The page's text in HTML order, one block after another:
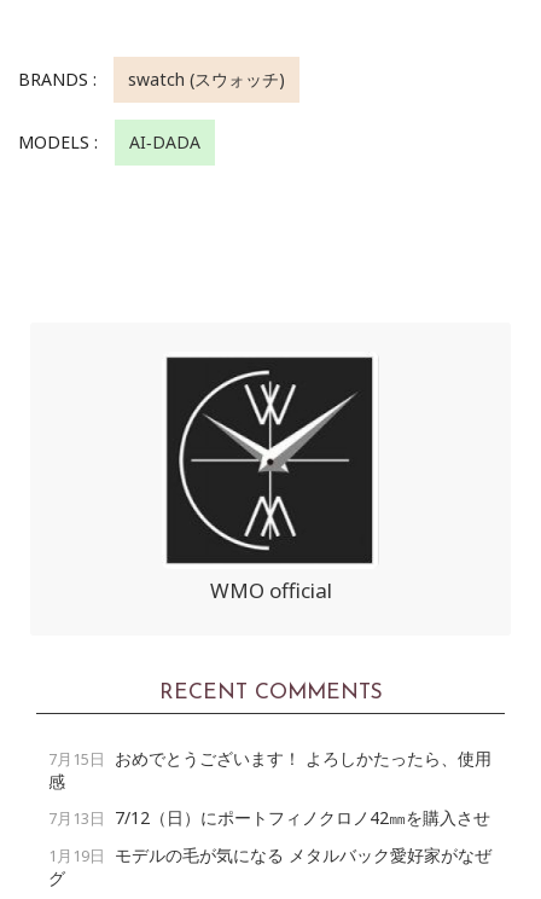
BRANDS : swatch (スウォッチ)
MODELS : AI‑DADA
WMO official
RECENT COMMENTS
7月15日
おめでとうございます！ よろしかたったら、使用
感
7月13日 7/12（日）にポートフィノクロノ42㎜を購入させ
1月19日
モデルの毛が気になる メタルバック愛好家がなぜ
グ